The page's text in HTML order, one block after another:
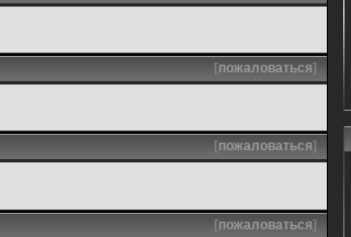
[пожаловаться]
[пожаловаться]
[пожаловаться]